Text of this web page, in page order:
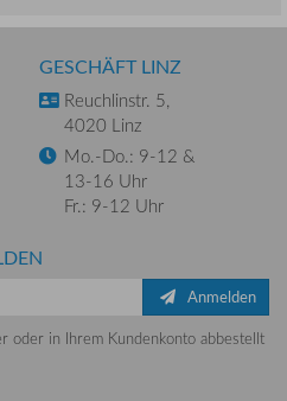
GESCHÄFT LINZ
Reuchlinstr. 5,
4020 Linz
Mo.-Do.: 9-12 &
13-16 Uhr
Fr.: 9-12 Uhr
Anmelden
oder in Ihrem Kundenkonto abbestellt